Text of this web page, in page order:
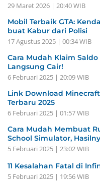
29 Maret 2026 | 20:40 WIB
Mobil Terbaik GTA:
buat Kabur dari Polisi
17 Agustus 2025 | 00:34 WIB
Cara Mudah Klaim Saldo
Langsung Cair!
6 Februari 2025 | 20:09 WIB
Link Download
Terbaru 2025
6 Februari 2025 | 01:57 WIB
Cara Mudah Membuat
School Simulator,
5 Februari 2025 | 23:02 WIB
11 Kesalahan Fatal di
5 Februari 2025 | 19:56 WIB